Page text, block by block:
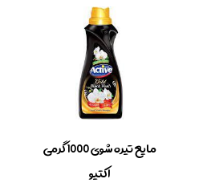
مایع تیره شوی 1000 گرمی
اکتیو